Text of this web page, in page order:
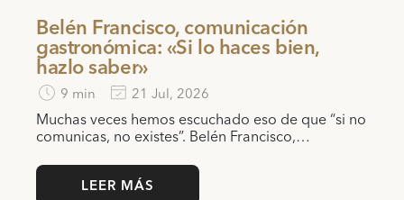
Belén Francisco, comunicación
gastronómica: «Si lo haces bien,
hazlo saber»
9 min 21 Jul, 2026
Muchas veces hemos escuchado eso de que “si no
comunicas, no existes”. Belén Francisco,…
LEER MÁS